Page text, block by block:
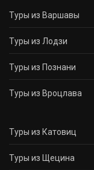
Туры из Варшавы
Туры из Лодзи
Туры из Познани
Туры из Вроцлава
Туры из Катовиц
Туры из Щецина